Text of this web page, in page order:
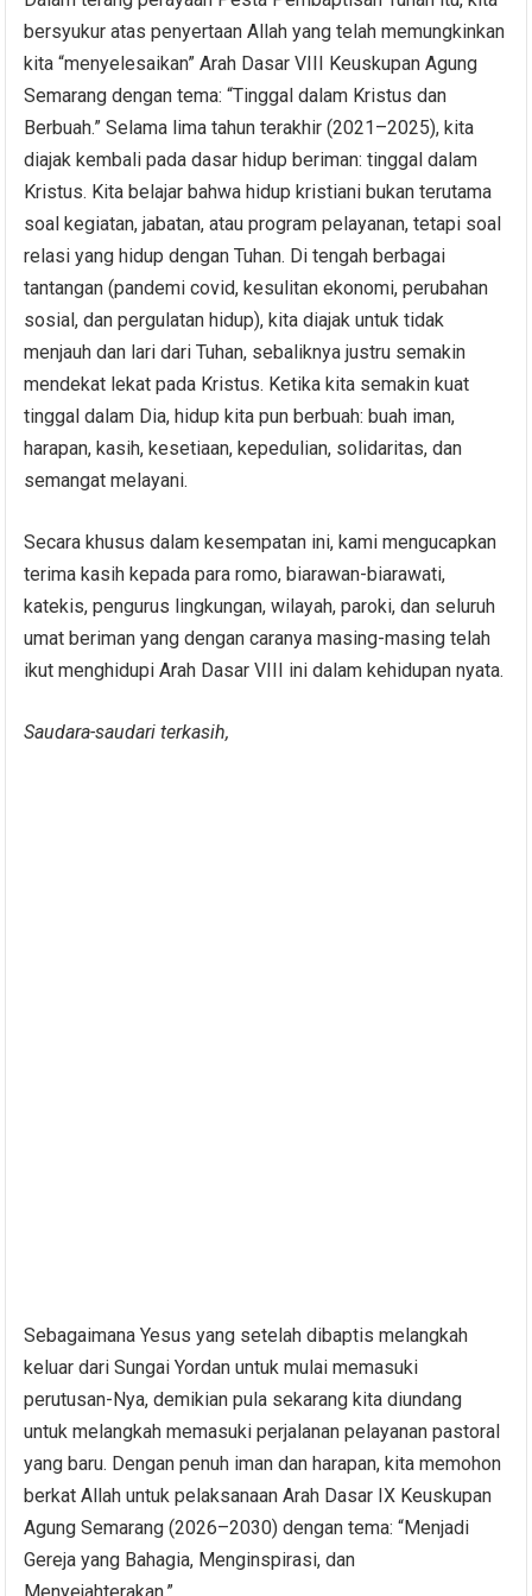
bersyukur atas penyertaan Allah yang telah memungkinkan
kita “menyelesaikan” Arah Dasar VIII Keuskupan Agung
Semarang dengan tema: “Tinggal dalam Kristus dan
Berbuah.” Selama lima tahun terakhir (2021–2025), kita
diajak kembali pada dasar hidup beriman: tinggal dalam
Kristus. Kita belajar bahwa hidup kristiani bukan terutama
soal kegiatan, jabatan, atau program pelayanan, tetapi soal
relasi yang hidup dengan Tuhan. Di tengah berbagai
tantangan (pandemi covid, kesulitan ekonomi, perubahan
sosial, dan pergulatan hidup), kita diajak untuk tidak
menjauh dan lari dari Tuhan, sebaliknya justru semakin
mendekat lekat pada Kristus. Ketika kita semakin kuat
tinggal dalam Dia, hidup kita pun berbuah: buah iman,
harapan, kasih, kesetiaan, kepedulian, solidaritas, dan
semangat melayani.
Secara khusus dalam kesempatan ini, kami mengucapkan
terima kasih kepada para romo, biarawan-biarawati,
katekis, pengurus lingkungan, wilayah, paroki, dan seluruh
umat beriman yang dengan caranya masing-masing telah
ikut menghidupi Arah Dasar VIII ini dalam kehidupan nyata.
Saudara-saudari terkasih,
Sebagaimana Yesus yang setelah dibaptis melangkah
keluar dari Sungai Yordan untuk mulai memasuki
perutusan-Nya, demikian pula sekarang kita diundang
untuk melangkah memasuki perjalanan pelayanan pastoral
yang baru. Dengan penuh iman dan harapan, kita memohon
berkat Allah untuk pelaksanaan Arah Dasar IX Keuskupan
Agung Semarang (2026–2030) dengan tema: “Menjadi
Gereja yang Bahagia, Menginspirasi, dan
Menyejahterakan.”